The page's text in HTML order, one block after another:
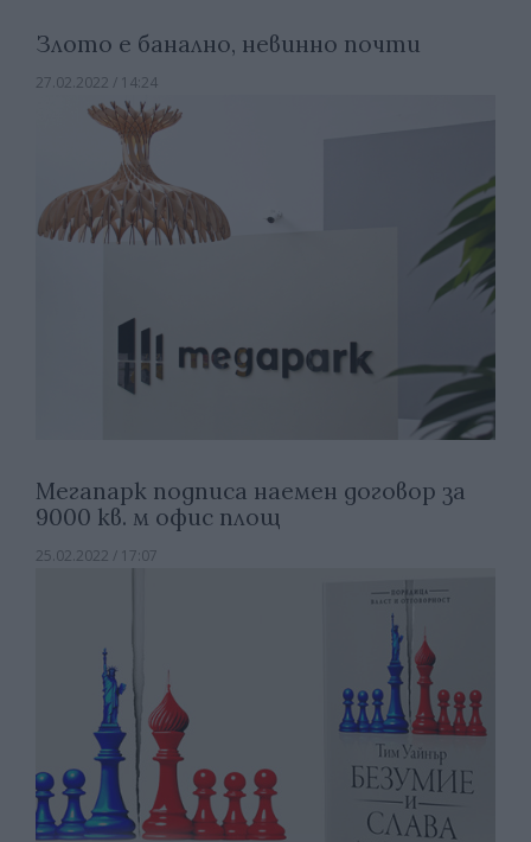
Злото е банално, невинно почти
27.02.2022 / 14:24
Мегапарк подписа наемен договор за
9000 кв. м офис площ
25.02.2022 / 17:07